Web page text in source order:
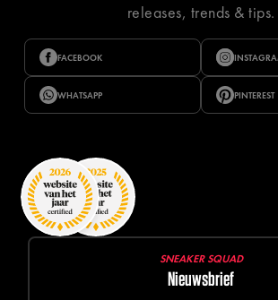
releases, trends & tips.
FACEBOOK
WHATSAPP PINTEREST
SNEAKER SQUAD
Nieuwsbrief